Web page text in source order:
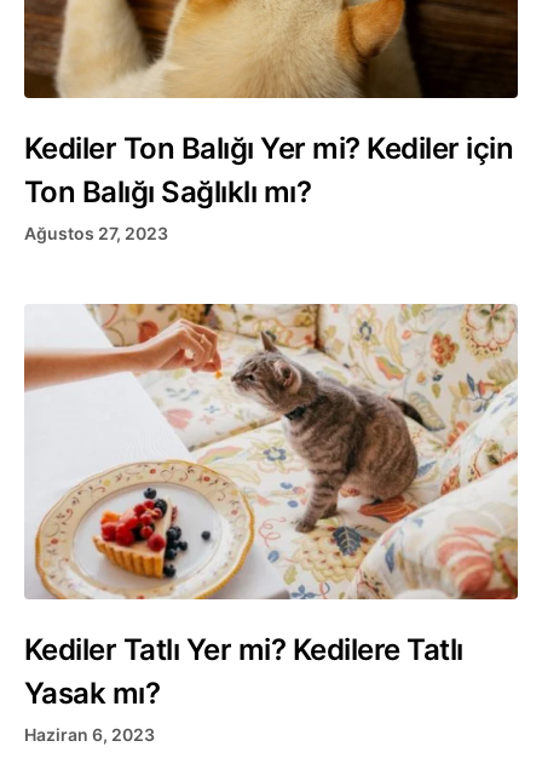
Kediler Ton Balığı Yer mi? Kediler için
Ton Balığı Sağlıklı mı?
Ağustos 27, 2023
Kediler Tatlı Yer mi? Kedilere Tatlı
Yasak mı?
Haziran 6, 2023